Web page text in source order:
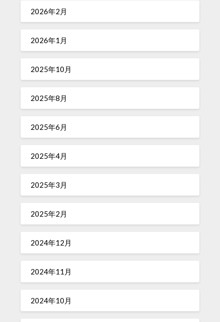
2026年2月
2026年1月
2025年10月
2025年8月
2025年6月
2025年4月
2025年3月
2025年2月
2024年12月
2024年11月
2024年10月